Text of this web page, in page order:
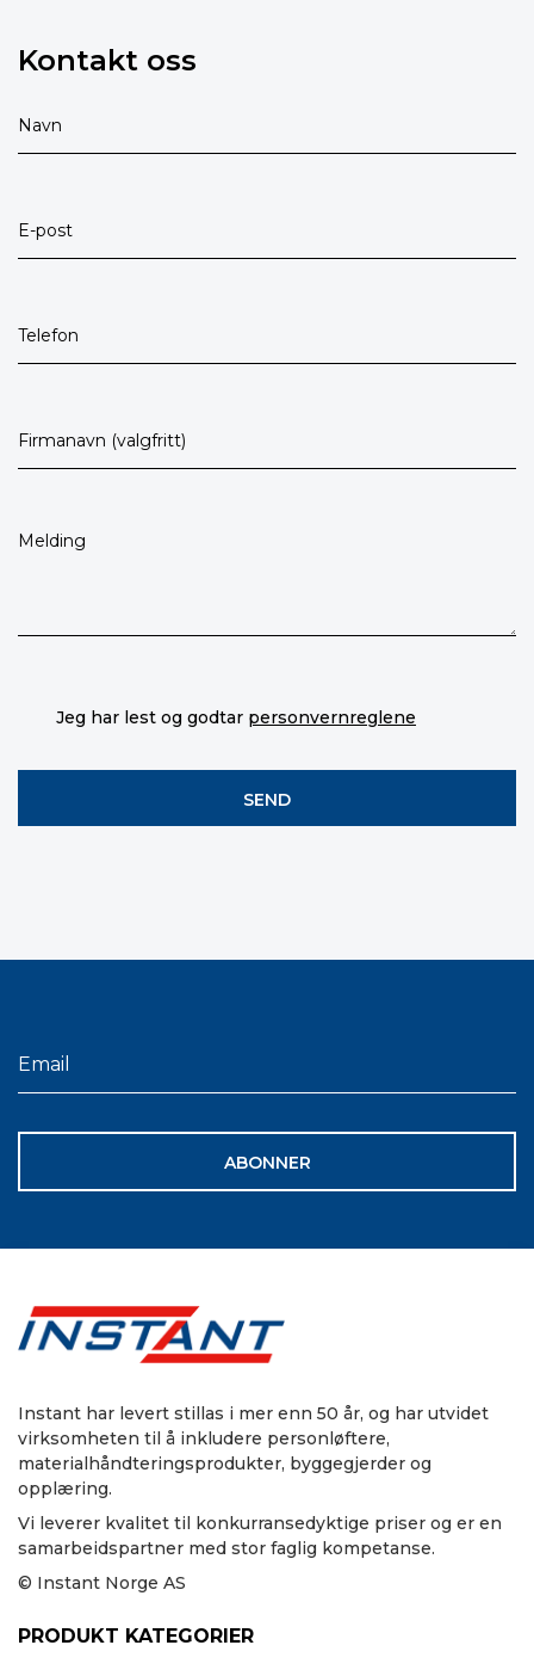
Kontakt oss
Jeg har lest og godtar personvernreglene
ABONNER
Instant har levert stillas i mer enn 50 år, og har utvidet
virksomheten til å inkludere personløftere,
materialhåndteringsprodukter, byggegjerder og
opplæring.
Vi leverer kvalitet til konkurransedyktige priser og er en
samarbeidspartner med stor faglig kompetanse.
© Instant Norge AS
PRODUKT KATEGORIER